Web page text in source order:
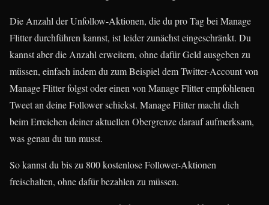
Die Anzahl der Unfollow-Aktionen, die du pro Tag bei Manage
Flitter durchführen kannst, ist leider zunächst eingeschränkt. Du
kannst aber die Anzahl erweitern, ohne dafür Geld ausgeben zu
müssen, einfach indem du zum Beispiel dem Twitter-Account von
Manage Flitter folgst oder einen von Manage Flitter empfohlenen
Tweet an deine Follower schickst. Manage Flitter macht dich
beim Erreichen deiner aktuellen Obergrenze darauf aufmerksam,
was genau du tun musst.
So kannst du bis zu 800 kostenlose Follower-Aktionen
freischalten, ohne dafür bezahlen zu müssen.